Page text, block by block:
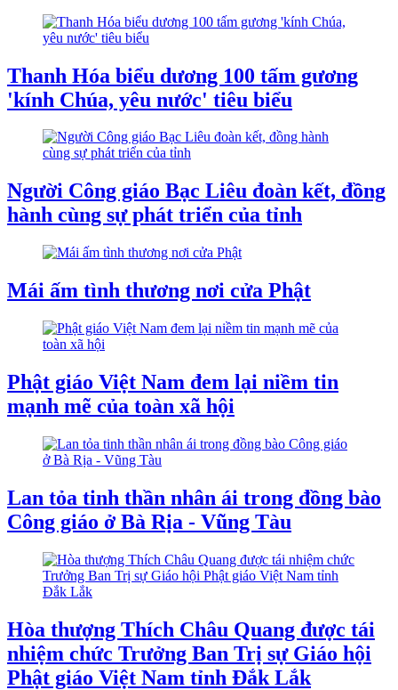
Thanh Hóa biểu dương 100 tấm gương
'kính Chúa, yêu nước' tiêu biểu
Người Công giáo Bạc Liêu đoàn kết, đồng
hành cùng sự phát triển của tỉnh
Mái ấm tình thương nơi cửa Phật
Phật giáo Việt Nam đem lại niềm tin
mạnh mẽ của toàn xã hội
Lan tỏa tinh thần nhân ái trong đồng bào
Công giáo ở Bà Rịa - Vũng Tàu
Hòa thượng Thích Châu Quang được tái
nhiệm chức Trưởng Ban Trị sự Giáo hội
Phật giáo Việt Nam tỉnh Đắk Lắk